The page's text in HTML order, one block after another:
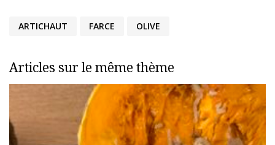
ARTICHAUT FARCE OLIVE
Articles sur le même thème